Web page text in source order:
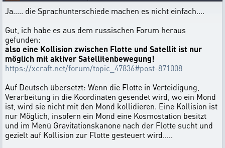
Ja..... die Sprachunterschiede machen es nicht einfach....
Gut, ich habe es aus dem russischen Forum heraus
gefunden:
also eine Kollision zwischen Flotte und Satellit ist nur
möglich mit aktiver Satellitenbewegung!
https://xcraft.net/forum/topic_47836#post-871008
Auf Deutsch übersetzt: Wenn die Flotte in Verteidigung,
Verarbeitung in die Koordinaten gesendet wird, wo ein Mond
ist, wird sie nicht mit den Mond kollidieren. Eine Kollision ist
nur Möglich, insofern ein Mond eine Kosmostation besitzt
und im Menü Gravitationskanone nach der Flotte sucht und
gezielt auf Kollision zur Flotte gesteuert wird.....